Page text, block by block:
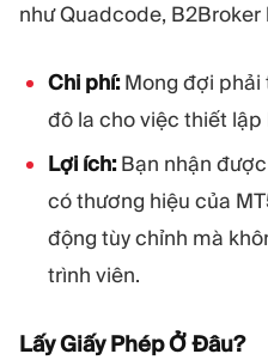
như Quadcode, B2Broker
Chi phí:Mong đợi phải
đô la cho việc thiết lập
Lợi ích:Bạn nhận
có thương hiệu của
động tùy chỉnh mà
trình viên.
Lấy Giấy Phép Ở Đâu?